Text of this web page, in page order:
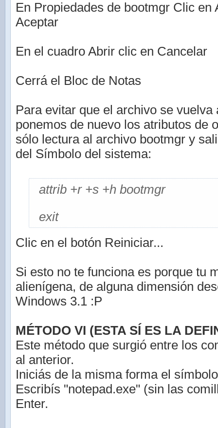
En Propiedades de bootmgr Clic en
Aceptar
En el cuadro Abrir clic en Cancelar
Cerrá el Bloc de Notas
Para evitar que el archivo se vuelva
ponemos de nuevo los atributos de
sólo lectura al archivo bootmgr y
del Símbolo del sistema:
attrib +r +s +h bootmgr
exit
Clic en el botón Reiniciar...
Si esto no te funciona es porque tu
alienígena, de alguna dimensión
Windows 3.1 :P
MÉTODO VI (ESTA SÍ ES LA
Este método que surgió entre los
al anterior.
Iniciás de la misma forma el
Escribís "notepad.exe" (sin las
Enter.